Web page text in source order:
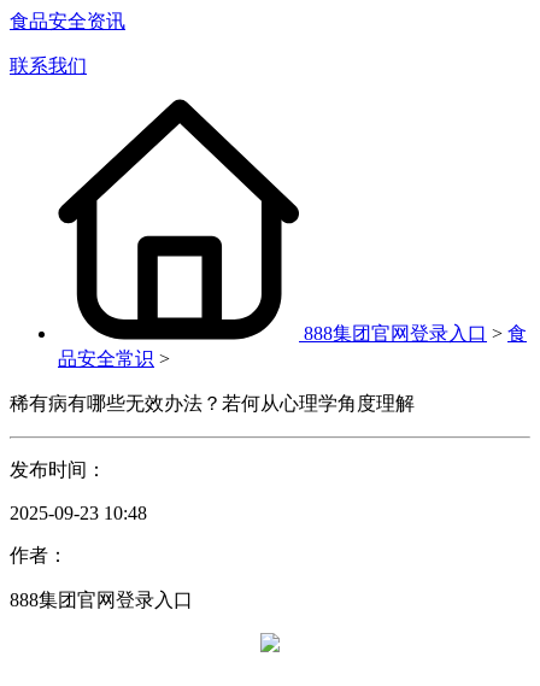
食品安全资讯
联系我们
888集团官网登录入口 > 食
品安全常识 >
稀有病有哪些无效办法？若何从心理学角度理解
发布时间：
2025-09-23 10:48
作者：
888集团官网登录入口